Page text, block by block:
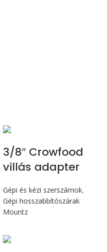
3/8″ Crowfood
villás adapter
Gépi és kézi szerszámok,
Gépi hosszabbítószárak
Mountz